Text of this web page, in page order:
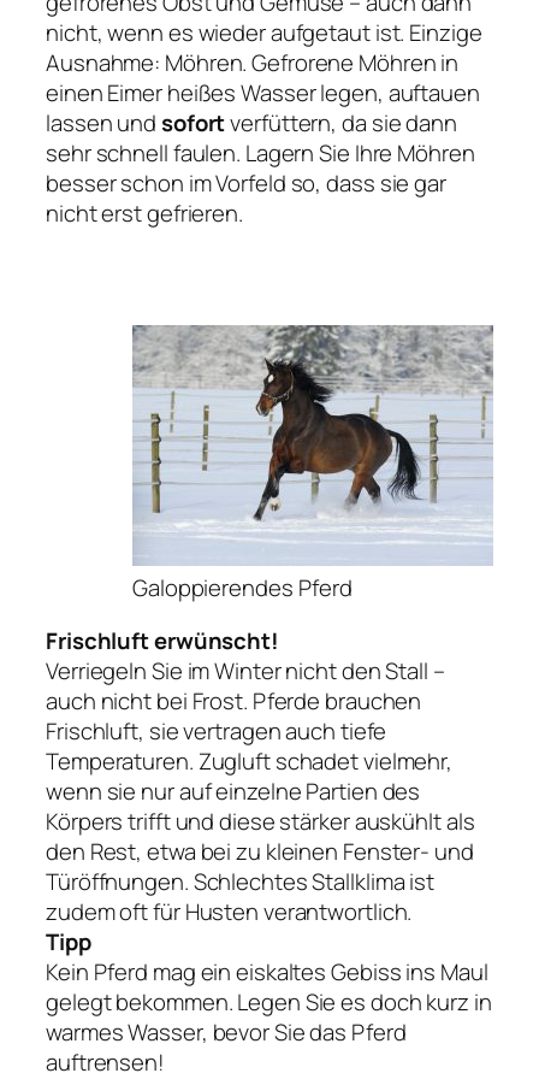
nicht, wenn es wieder aufgetaut ist. Einzige
Ausnahme: Möhren. Gefrorene Möhren in
einen Eimer heißes Wasser legen, auftauen
lassen undsofortverfüttern, da sie dann
sehr schnell faulen. Lagern Sie Ihre Möhren
besser schon im Vorfeld so, dass sie gar
nicht erst gefrieren.
Galoppierendes Pferd
Frischluft erwünscht!
Verriegeln Sie im Winter nicht den Stall –
auch nicht bei Frost. Pferde brauchen
Frischluft, sie vertragen auch tiefe
Temperaturen. Zugluft schadet vielmehr,
wenn sie nur auf einzelne Partien des
Körpers trifft und diese stärker auskühlt als
den Rest, etwa bei zu kleinen Fenster- und
Türöffnungen. Schlechtes Stallklima ist
zudem oft für Husten verantwortlich.
Tipp
Kein Pferd mag ein eiskaltes Gebiss ins Maul
gelegt bekommen. Legen Sie es doch kurz in
warmes Wasser, bevor Sie das Pferd
auftrensen!